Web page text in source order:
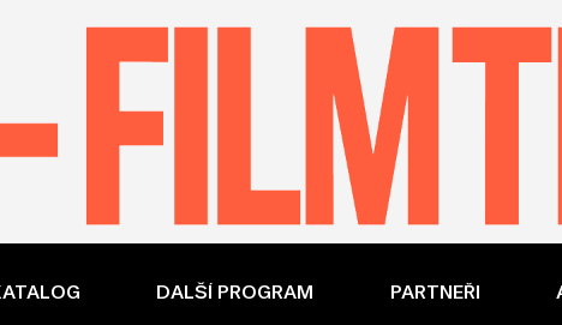
DALŠÍ PROGRAM PARTNEŘI